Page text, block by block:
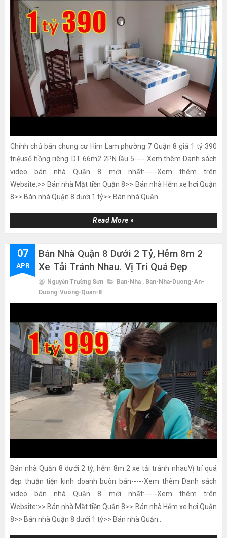
Chính chủ bán chung cư Him Lam phường 7 Quận 8 giá 1 tỷ 390
triệusổ hồng riêng. DT 66m2 2PN lầu 5-----Xem thêm Danh sách
video bán nhà Quận 8 mới nhất:-----Xem thêm trên
Website:>> Bán nhà Mặt tiền Quận 8>> Bán nhà Hẻm xe hơi Quận
8>> Bán nhà Quận 8 dưới 1 tỷ>> Bán nhà Quận...
Read More »
07
APR
Bán Nhà Quận 8 Dưới 2 Tỷ, Hẻm 8m 2
Xe Tải Tránh Nhau. Vị Trí Quá Đẹp
Nguyễn Trường Sơn Ban-Nha , Ban-Nha-Duong-An-
Duong-Vuong-Quan-8
Bán nhà Quận 8 dưới 2 tỷ, hẻm 8m 2 xe tải tránh nhauVị trí quá
đẹp thuận tiện kinh doanh buôn bán-----Xem thêm Danh sách
video bán nhà Quận 8 mới nhất:-----Xem thêm trên
Website:>> Bán nhà Mặt tiền Quận 8>> Bán nhà Hẻm xe hơi Quận
8>> Bán nhà Quận 8 dưới 1 tỷ>> Bán nhà Quận...